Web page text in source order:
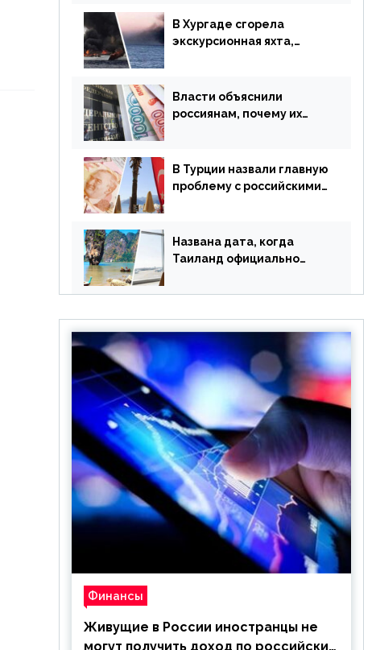
В Хургаде сгорела
экскурсионная яхта,
Власти объяснили
россиянам, почему их
В Турции назвали главную
проблему с российскими
Названа дата, когда
Таиланд официально
ограничения
Финансы
Живущие в России иностранцы не
могут получить доход по российским